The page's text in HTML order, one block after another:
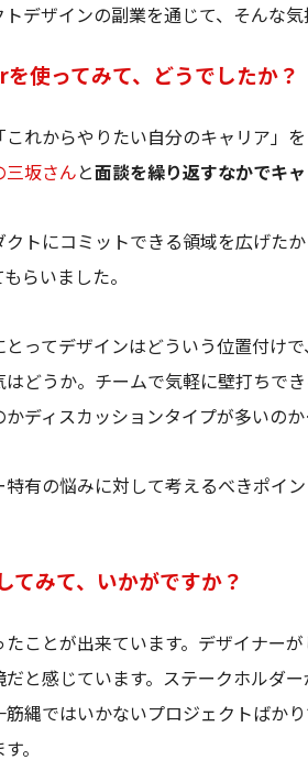
デザインの副業を通じて、そんな
使ってみて、どうでしたか？
れからやりたい自分のキャリア」
三坂さんと面談を繰り返すなかでキ
クトにコミットできる領域を広げた
らいました。
ってデザインはどういう位置付け
どうか。チームで気軽に壁打ちで
ディスカッションタイプが多いのか
有の悩みに対して考えるべきポイ
みて、いかがですか？
たことが出来ています。デザイナー
と感じています。ステークホルダ
縄ではいかないプロジェクトばか
。